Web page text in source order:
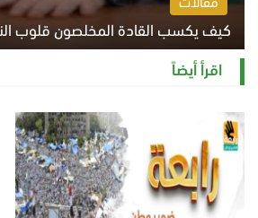
كيف يكسب القادة المخلصون قلوب
الثلاثاء 4 أغسطس 2026 12:27 م
اقرأ أيضاً